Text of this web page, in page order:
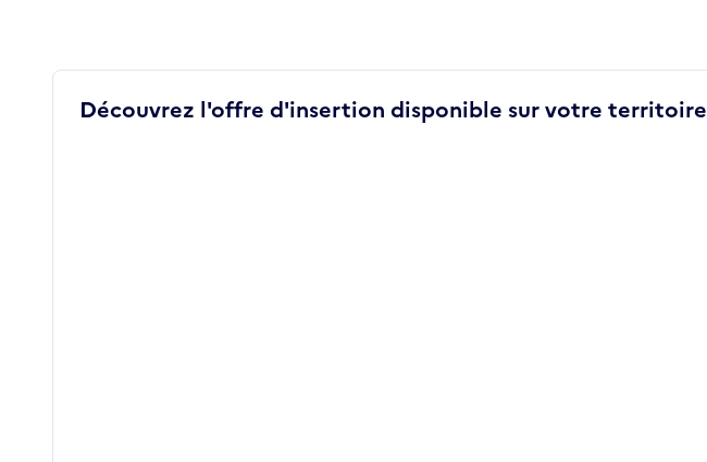
Découvrez l'offre d'insertion disponible sur votre territoire